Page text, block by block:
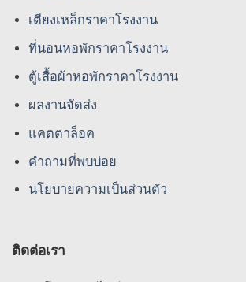
เตียงเหล็กราคาโรงงาน
ที่นอนหอพักราคาโรงงาน
ตู้เสื้อผ้าหอพักราคาโรงงาน
ผลงานจัดส่ง
แคตตาล็อค
คําถามที่พบบ่อย
นโยบายความเป็นส่วนตัว
ติดต่อเรา